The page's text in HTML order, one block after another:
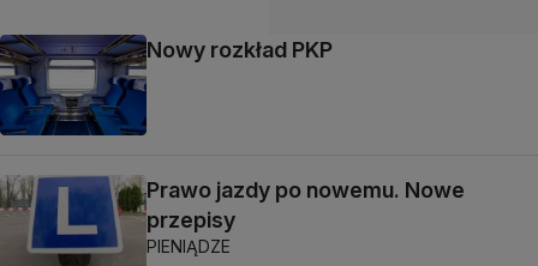
Nowy rozkład PKP
Prawo jazdy po nowemu. Nowe
przepisy
PIENIĄDZE